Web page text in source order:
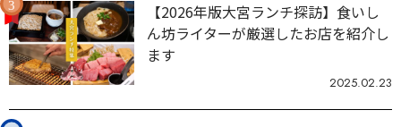
【2026年版大宮ランチ探訪】食いし
ん坊ライターが厳選したお店を紹介し
ます
2025.02.23